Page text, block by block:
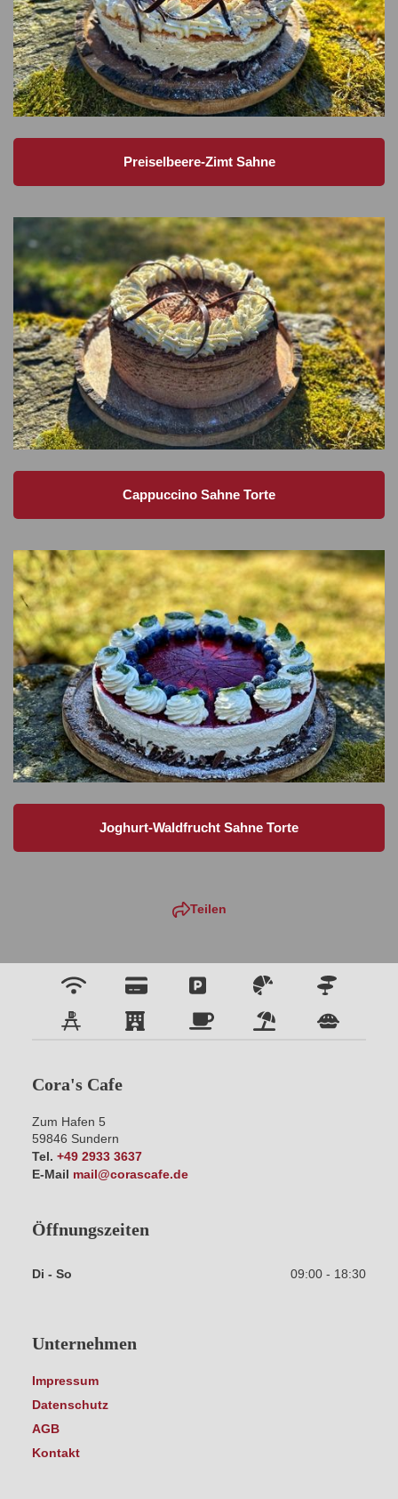
Preiselbeere-Zimt Sahne
Cappuccino Sahne Torte
Joghurt-Waldfrucht Sahne Torte
Teilen
Cora's Cafe
Zum Hafen 5
59846 Sundern
Tel. +49 2933 3637
E-Mail mail@corascafe.de
Öffnungszeiten
Di - So 09:00 - 18:30
Unternehmen
Impressum
Datenschutz
AGB
Kontakt